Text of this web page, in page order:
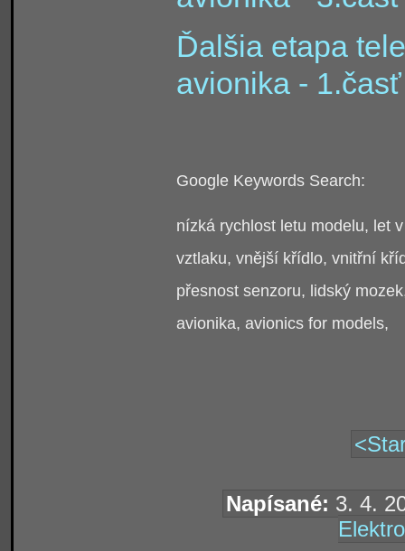
Ďalšia etapa
avionika - 1.časť
Google Keywords Search:
nízká rychlost letu modelu, let
vztlaku, vnější křídlo, vnitřní
přesnost senzoru, lidský
avionika, avionics for models,
Napísané: 3. 4.